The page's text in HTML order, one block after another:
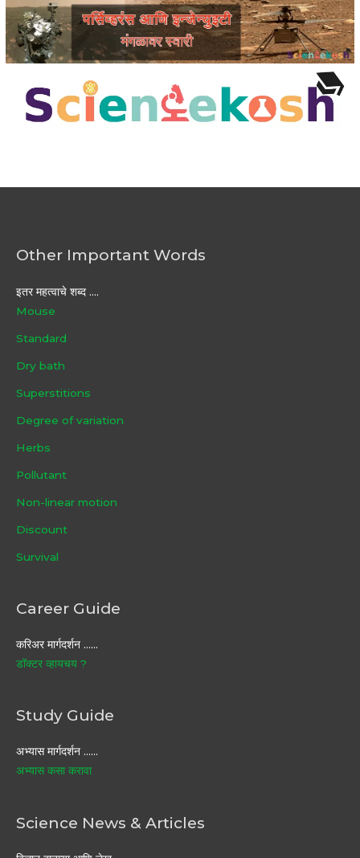
Other Important Words
इतर महत्वाचे शब्द ....
Mouse
Standard
Dry bath
Superstitions
Degree of variation
Herbs
Pollutant
Non-linear motion
Discount
Survival
Career Guide
करिअर मार्गदर्शन ……
डॉक्टर व्हायचय ?
Study Guide
अभ्यास मार्गदर्शन ……
अभ्यास कसा करावा
Science News & Articles